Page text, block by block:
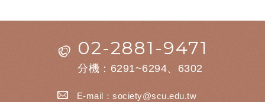
02-2881-9471
分機：6291~6294、6302
E-mail：society@scu.edu.tw